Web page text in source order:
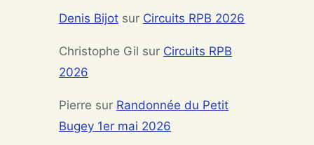
Denis Bijot sur Circuits RPB 2026
Christophe Gil sur Circuits RPB
2026
Pierre sur Randonnée du Petit
Bugey 1er mai 2026